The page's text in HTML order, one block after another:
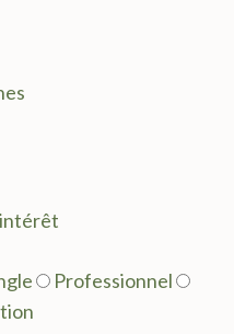
Professionnel